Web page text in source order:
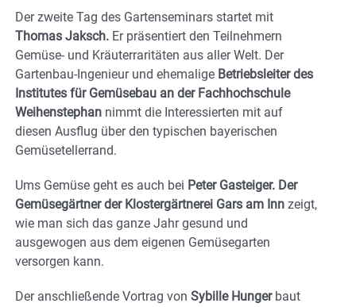
Der zweite Tag des Gartenseminars startet mit
Thomas Jaksch. Er präsentiert den Teilnehmern
Gemüse- und Kräuterraritäten aus aller Welt. Der
Gartenbau-Ingenieur und ehemalige Betriebsleiter des
Institutes für Gemüsebau an der Fachhochschule
Weihenstephan nimmt die Interessierten mit auf
diesen Ausflug über den typischen bayerischen
Gemüsetellerrand.
Ums Gemüse geht es auch bei Peter Gasteiger. Der
Gemüsegärtner der Klostergärtnerei Gars am Inn zeigt,
wie man sich das ganze Jahr gesund und
ausgewogen aus dem eigenen Gemüsegarten
versorgen kann.
Der anschließende Vortrag von Sybille Hungerbaut